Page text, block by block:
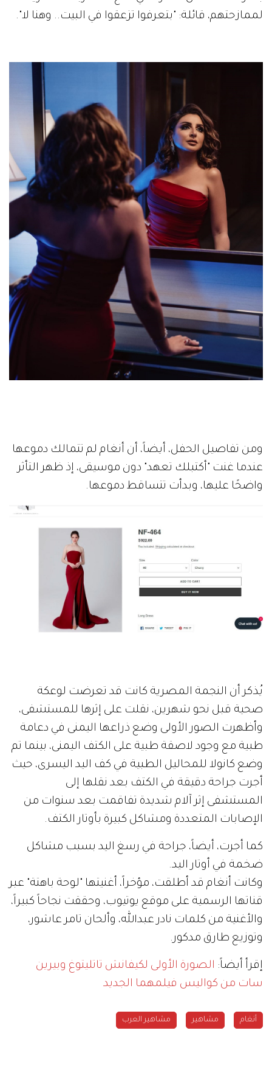
لممازحتهم، قائلة: "بتعرفوا تزعقوا في البيت.. وهنا لا".
ومن تفاصيل الحفل، أيضاً، أن أنغام لم تتمالك دموعها
عندما غنت "أكتبلك تعهد" دون موسيقى، إذ ظهر التأثر
واضحًا عليها، وبدأت تتساقط دموعها.
يُذكر أن النجمة المصرية كانت قد تعرضت لوعكة
صحية قبل نحو شهرين، نقلت على إثرها للمستشفى،
وأظهرت الصور الأولى وضع ذراعها اليمنى في دعامة
طبية مع وجود لاصقة طبية على الكتف اليمنى، بينما تم
وضع كانولا للمحاليل الطبية في كف اليد اليسرى، حيث
أجرت جراحة دقيقة في الكتف بعد نقلها إلى
المستشفى إثر آلام شديدة تفاقمت بعد سنوات من
الإصابات المتعددة ومشاكل كبيرة بأوتار الكتف.
كما أجرت، أيضاً، جراحة في رسغ اليد بسبب مشاكل
ضخمة في أوتار اليد.
وكانت أنغام قد أطلقت، مؤخراً، أغنيتها "لوحة باهتة" عبر
قناتها الرسمية على موقع يوتيوب، وحققت نجاحاً كبيراً،
والأغنية من كلمات نادر عبدالله، وألحان تامر عاشور،
وتوزيع طارق مدكور.
إقرأ أيضاً: الصورة الأولى لكيفانش تاتليتوغ وبيرين
سات من كواليس فيلمهما الجديد
أنغام مشاهير مشاهير العرب